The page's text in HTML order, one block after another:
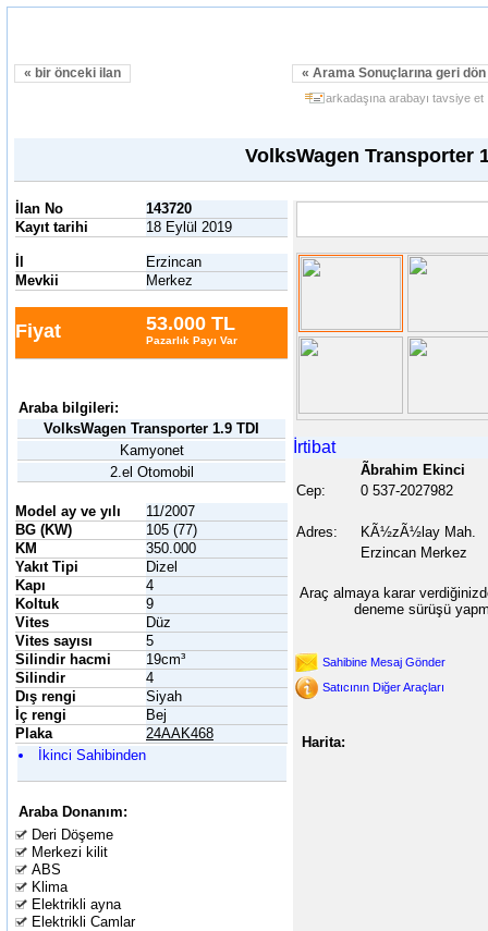
« bir önceki ilan « Arama Sonuçlarına geri dön
arkadaşına arabayı tavsiye et
VolksWagen Transporter
İlan No
143720
Kayıt tarihi
18 Eylül 2019
Erzincan
Mevkii
Merkez
Fiyat 53.000 TL
Pazarlık Payı Var
Araba bilgileri:
VolksWagen Transporter 1.9 TDI
Kamyonet
2.el Otomobil
Model ay ve yılı
11/2007
BG (KW)
105 (77)
KM
350.000
Yakıt Tipi
Dizel
Kapı
4
Koltuk
9
Vites
Düz
Vites sayısı
5
Silindir hacmi
19cm³
Silindir
4
Dış rengi
Siyah
İç rengi
Bej
Plaka
24AAK468
İkinci Sahibinden
Araba Donanım:
Deri Döşeme
Merkezi kilit
ABS
Klima
Elektrikli ayna
Elektrikli Camlar
İrtibat
Ãbrahim Ekinci
Cep:
0 537-2027982
Adres:
KÃ½zÃ½lay Mah.
Erzincan Merkez
Araç almaya karar
deneme sürüşü
Sahibine Mesaj Gönder
Satıcının Diğer Araçları
Harita: